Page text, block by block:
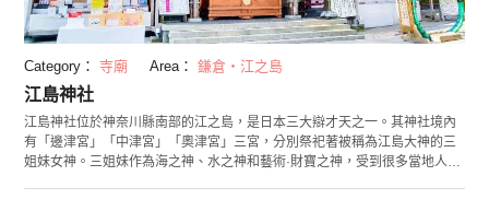
Category： 寺廟 Area： 鎌倉・江之島
江島神社
江島神社位於神奈川縣南部的江之島，是日本三大辯才天之一。其神社境內
有「邊津宮」「中津宮」「奧津宮」三宮，分別祭祀著被稱為江島大神的三
姐妹女神。三姐妹作為海之神、水之神和藝術·財寶之神，受到很多當地人的